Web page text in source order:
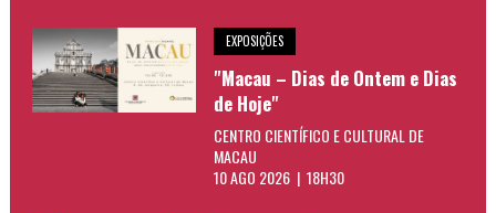
EXPOSIÇÕES
"Macau – Dias de Ontem e Dias
de Hoje"
CENTRO CIENTÍFICO E CULTURAL DE
MACAU
10 AGO 2026 | 18H30